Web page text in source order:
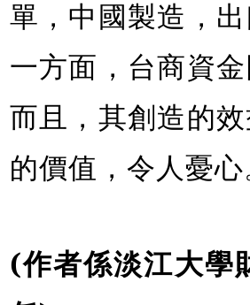
單，中國製造，
一方面，台商資
而且，其創造的
的價值，令人憂心
(作者係淡江大學